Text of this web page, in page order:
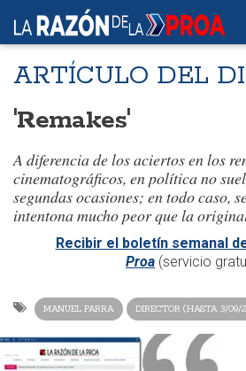
ARTÍCULO DEL
'Remakes'
A diferencia de los aciertos en los
cinematográficos, en política no
segundas ocasiones; en todo caso,
intentona mucho peor que la
Recibir el boletín semanal
Proa (servicio
MANUEL PARRA DIRECTOR (HASTA 3/09/